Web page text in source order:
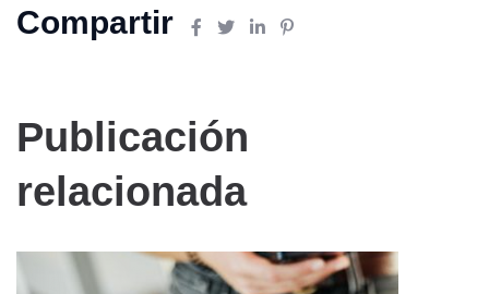
Compartir
Publicación
relacionada